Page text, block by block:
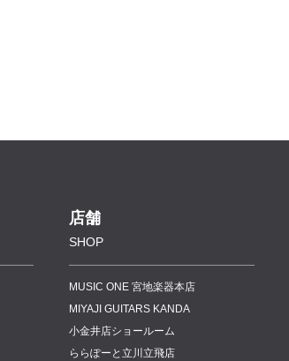
店舗
SHOP
MUSIC ONE 宮地楽器本店
MIYAJI GUITARS KANDA
小金井店ショールーム
ららぽーと立川立飛店